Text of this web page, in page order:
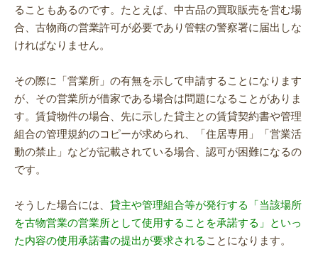
ることもあるのです。たとえば、中古品の買取販売を営む場
合、古物商の営業許可が必要であり管轄の警察署に届出しな
ければなりません。
その際に「営業所」の有無を示して申請することになります
が、その営業所が借家である場合は問題になることがありま
す。賃貸物件の場合、先に示した貸主との賃貸契約書や管理
組合の管理規約のコピーが求められ、「住居専用」「営業活
動の禁止」などが記載されている場合、認可が困難になるの
です。
そうした場合には、 貸主や管理組合等が発行する「当該場所
を古物営業の営業所として使用することを承諾する」といっ
た内容の使用承諾書の提出が要求されることになります。